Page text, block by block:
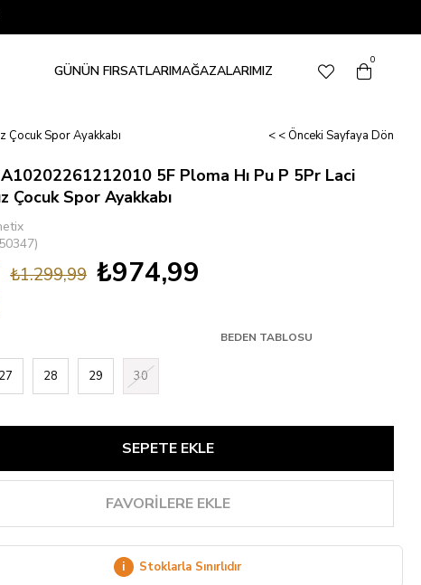
GÜNÜN FIRSATLARIMAĞAZALARIMIZ
0
Çocuk Spor Ayakkabı < < Önceki Sayfaya Dön
5F Ploma Hı Pu P 5Pr Laci
Çocuk Spor Ayakkabı
₺1.299,99 ₺974,99
BEDEN TABLOSU
27 28 29 30
FAVORILERE EKLE
i Stoklarla Sınırlıdır